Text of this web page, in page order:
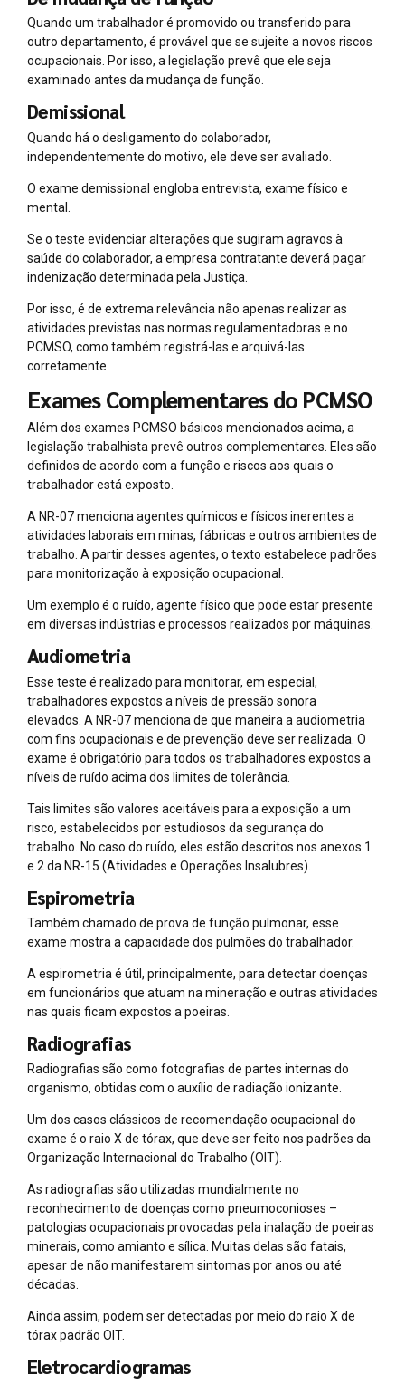
Quando um trabalhador é promovido ou transferido para
outro departamento, é provável que se sujeite a novos riscos
ocupacionais. Por isso, a legislação prevê que ele seja
examinado antes da mudança de função.
Demissional
Quando há o desligamento do colaborador,
independentemente do motivo, ele deve ser avaliado.
O exame demissional engloba entrevista, exame físico e
mental.
Se o teste evidenciar alterações que sugiram agravos à
saúde do colaborador, a empresa contratante deverá pagar
indenização determinada pela Justiça.
Por isso, é de extrema relevância não apenas realizar as
atividades previstas nas normas regulamentadoras e no
PCMSO, como também registrá-las e arquivá-las
corretamente.
Exames Complementares do PCMSO
Além dos exames PCMSO básicos mencionados acima, a
legislação trabalhista prevê outros complementares. Eles são
definidos de acordo com a função e riscos aos quais o
trabalhador está exposto.
A NR-07 menciona agentes químicos e físicos inerentes a
atividades laborais em minas, fábricas e outros ambientes de
trabalho. A partir desses agentes, o texto estabelece padrões
para monitorização à exposição ocupacional.
Um exemplo é o ruído, agente físico que pode estar presente
em diversas indústrias e processos realizados por máquinas.
Audiometria
Esse teste é realizado para monitorar, em especial,
trabalhadores expostos a níveis de pressão sonora
elevados. A NR-07 menciona de que maneira a audiometria
com fins ocupacionais e de prevenção deve ser realizada. O
exame é obrigatório para todos os trabalhadores expostos a
níveis de ruído acima dos limites de tolerância.
Tais limites são valores aceitáveis para a exposição a um
risco, estabelecidos por estudiosos da segurança do
trabalho. No caso do ruído, eles estão descritos nos anexos 1
e 2 da NR-15 (Atividades e Operações Insalubres).
Espirometria
Também chamado de prova de função pulmonar, esse
exame mostra a capacidade dos pulmões do trabalhador.
A espirometria é útil, principalmente, para detectar doenças
em funcionários que atuam na mineração e outras atividades
nas quais ficam expostos a poeiras.
Radiografias
Radiografias são como fotografias de partes internas do
organismo, obtidas com o auxílio de radiação ionizante.
Um dos casos clássicos de recomendação ocupacional do
exame é o raio X de tórax, que deve ser feito nos padrões da
Organização Internacional do Trabalho (OIT).
As radiografias são utilizadas mundialmente no
reconhecimento de doenças como pneumoconioses –
patologias ocupacionais provocadas pela inalação de poeiras
minerais, como amianto e sílica. Muitas delas são fatais,
apesar de não manifestarem sintomas por anos ou até
décadas.
Ainda assim, podem ser detectadas por meio do raio X de
tórax padrão OIT.
Eletrocardiogramas